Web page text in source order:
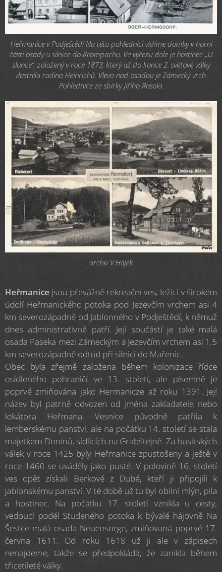
Heřmanice v Podještědí Na této pohlednici vidíme domky v horní
části osady u silnice do Krompachu. Ve výřezu dole je hostinec „U
slunce“, založený v roce 1873, který až do konce 2. světové války
vlastnila rodina Heinrichů. Vlevo nad osadou je Zámecký vrch.
Pohlednice ze sbírky Jiřího Rosola.
archiv V.Hájek
Heřmanice jsou převážně rekreační ves, ležící v širokém
údolí Heřmanického potoka pod Jezevčím vrchem asi 4
km severozápadně od Jablonného v Podještědí, k němuž
dnes administrativně patří. Její součástí je také malá
osada Paseka mezi Zámeckým a Jezevčím vrchem asi 1,5
km severozápadně odtud při silnici do Mařenic.
Obec byla zřejmě založena během kolonizace řídce
osídleného pohraničí ve 13. století, ale písemně je
poprvé zmiňována jako Hermanicze až roku 1391. Její
název byl patrně odvozen od jména zakladatele nebo
lokátora Heřmana. Vesnice původně patřila k
lemberskému panství, ale na počátku 14. století se stala
majetkem Donínů, sídlících na Grabštejně. Za husitských
válek v roce 1425 byly Heřmanice zpustošeny a ještě v
roce 1460 se uváděly jako pusté. V polovině 16. století
ves opět získali Berkové z Dubé, kteří ji připojili k
jablonskému panství. V té době už tu byl obilní mlýn, pila
a hostinec. Na počátku 17. století vznikla u cesty,
vedoucí podél Studeného potoka k bývalé hájovně Na
Šestce malá osada Neuensorge, zmiňovaná poprvé 17.
června 1611. Od roku 1618 už ji ale v zápisech
nenajdeme, takže se předpokládá, že zanikla během
třicetileté války.